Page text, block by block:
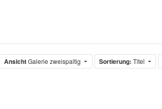
AnsichtGalerie zweispaltig Sortierung: Titel